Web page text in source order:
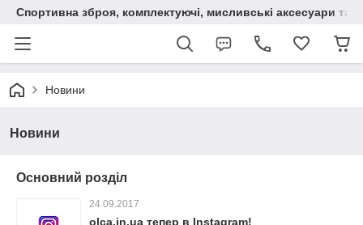
Спортивна зброя, комплектуючі, мисливські аксесуари та
Новини
Новини
Основний розділ
24.09.2017
olca.in.ua тепер в Instagram!